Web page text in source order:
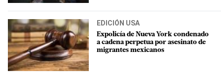
EDICIÓN USA
Expolicía de Nueva York condenado
a cadena perpetua por asesinato de
migrantes mexicanos